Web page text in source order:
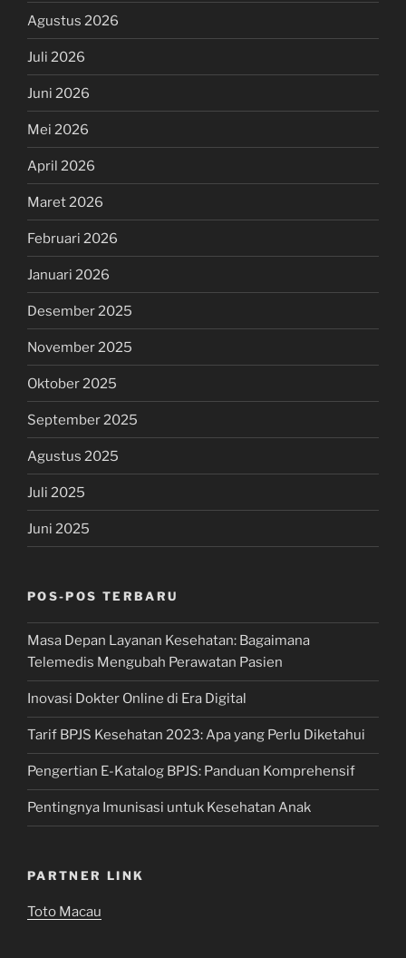
Agustus 2026
Juli 2026
Juni 2026
Mei 2026
April 2026
Maret 2026
Februari 2026
Januari 2026
Desember 2025
November 2025
Oktober 2025
September 2025
Agustus 2025
Juli 2025
Juni 2025
POS-POS TERBARU
Masa Depan Layanan Kesehatan: Bagaimana
Telemedis Mengubah Perawatan Pasien
Inovasi Dokter Online di Era Digital
Tarif BPJS Kesehatan 2023: Apa yang Perlu Diketahui
Pengertian E-Katalog BPJS: Panduan Komprehensif
Pentingnya Imunisasi untuk Kesehatan Anak
PARTNER LINK
Toto Macau